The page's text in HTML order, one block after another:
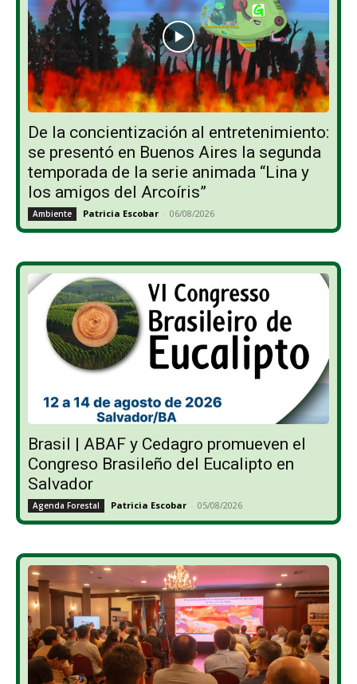
De la concientización al entretenimiento:
se presentó en Buenos Aires la segunda
temporada de la serie animada “Lina y
los amigos del Arcoíris”
Ambiente Patricia Escobar - 06/08/2026
Brasil | ABAF y Cedagro promueven el
Congreso Brasileño del Eucalipto en
Salvador
Agenda Forestal Patricia Escobar - 05/08/2026